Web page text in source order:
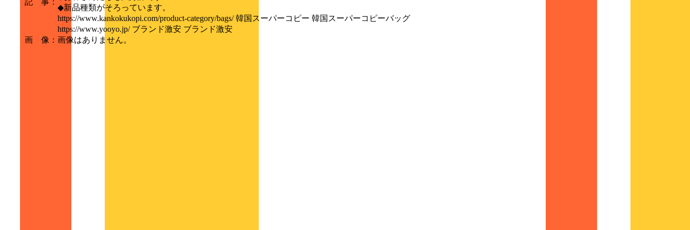
記 事 ：
◆新品種類がそろっています。
https://www.kankokukopi.com/product-category/bags/ 韓国スーパーコピー 韓国スーパーコピーバッグ
https://www.yooyo.jp/ ブランド激安 ブランド激安
画 像 ： 画像はありません。